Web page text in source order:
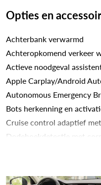
Opties en
Achterbank verwarmd
Achteropkomend verkeer
Actieve noodgeval
Apple Carplay/Android
Autonomous Emergency
Bots herkenning en
Cruise control adaptief
Dodehoekdetectie met
met elektrisch bedienbaar